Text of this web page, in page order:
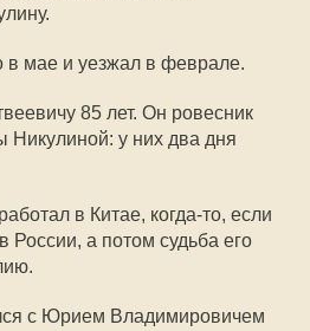
мае и уезжал в феврале.
85 лет. Он ровесник
Никулиной: у них два дня
в Китае, когда-то, если
а потом судьба его
с Юрием Владимировичем